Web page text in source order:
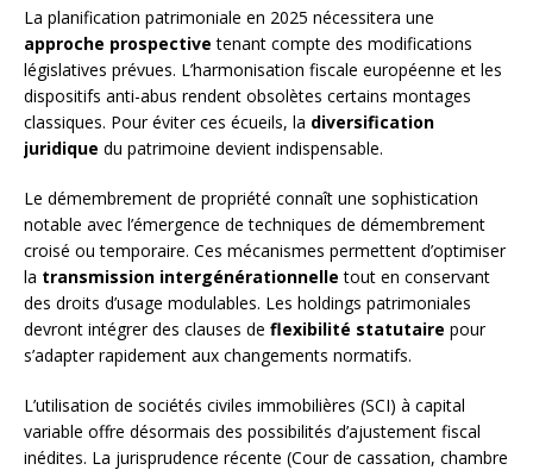
La planification patrimoniale en 2025 nécessitera une
approche prospective tenant compte des modifications
législatives prévues. L’harmonisation fiscale européenne et les
dispositifs anti-abus rendent obsolètes certains montages
classiques. Pour éviter ces écueils, la diversification
juridique du patrimoine devient indispensable.
Le démembrement de propriété connaît une sophistication
notable avec l’émergence de techniques de démembrement
croisé ou temporaire. Ces mécanismes permettent d’optimiser
la transmission intergénérationnelle tout en conservant
des droits d’usage modulables. Les holdings patrimoniales
devront intégrer des clauses de flexibilité statutaire pour
s’adapter rapidement aux changements normatifs.
L’utilisation de sociétés civiles immobilières (SCI) à capital
variable offre désormais des possibilités d’ajustement fiscal
inédites. La jurisprudence récente (Cour de cassation, chambre